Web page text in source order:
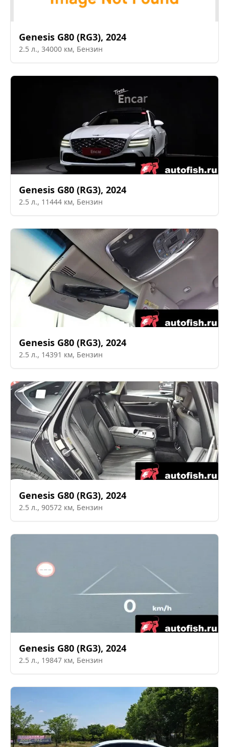
Genesis G80 (RG3), 2024
2.5 л., 34000 км, Бензин
Genesis G80 (RG3), 2024
2.5 л., 11444 км, Бензин
Genesis G80 (RG3), 2024
2.5 л., 14391 км, Бензин
Genesis G80 (RG3), 2024
2.5 л., 90572 км, Бензин
Genesis G80 (RG3), 2024
2.5 л., 19847 км, Бензин